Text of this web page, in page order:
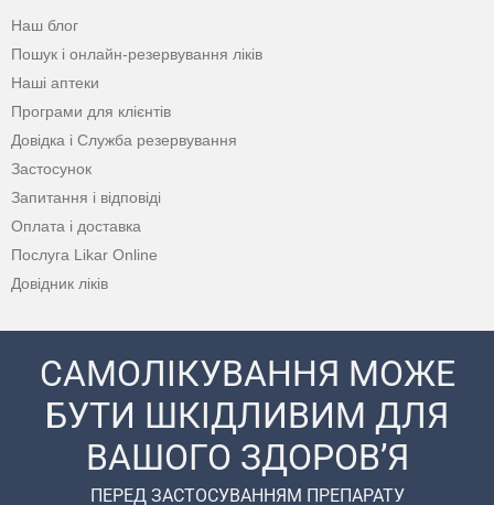
Наш блог
Пошук і онлайн-резервування ліків
Наші аптеки
Програми для клієнтів
Довідка і Служба резервування
Застосунок
Запитання і відповіді
Оплата і доставка
Послуга Likar Online
Довідник ліків
САМОЛІКУВАННЯ МОЖЕ
БУТИ ШКІДЛИВИМ ДЛЯ
ВАШОГО ЗДОРОВ’Я
ПЕРЕД ЗАСТОСУВАННЯМ ПРЕПАРАТУ